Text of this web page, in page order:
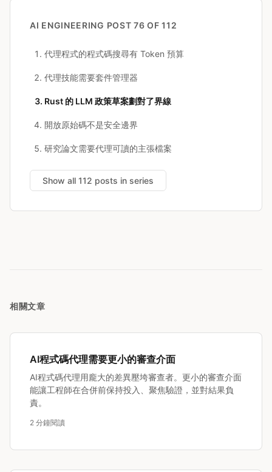
AI ENGINEERING POST 76 OF 112
代理程式的程式碼搜尋有 Token 預算
代理技能需要套件管理器
Rust 的 LLM 政策草案劃對了界線
開放原始碼不是安全邊界
研究論文需要代理可讀的主張檔案
Show all 112 posts in series
相關文章
AI程式碼代理需要更小的審查介面
AI程式碼代理用龐大的差異壓垮審查者。更小的審查介面
能讓工程師在合併前保持投入、聚焦驗證，並對結果負
責。
2 分鐘閱讀